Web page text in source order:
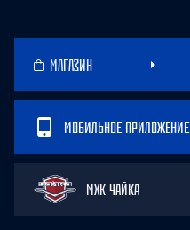
МАГАЗИН
МОБИЛЬНОЕ ПРИЛОЖЕНИЕ
МХК ЧАЙКА